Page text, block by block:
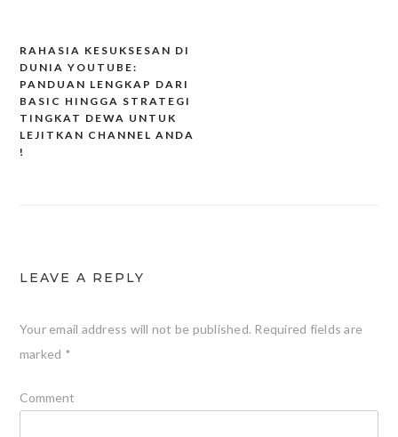
Post
navigation
RAHASIA KESUKSESAN DI
DUNIA YOUTUBE:
PANDUAN LENGKAP DARI
BASIC HINGGA STRATEGI
TINGKAT DEWA UNTUK
LEJITKAN CHANNEL ANDA
!
LEAVE A REPLY
Your email address will not be published. Required fields are
marked *
Comment